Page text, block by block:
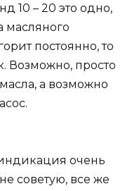
10 – 20 это одно,
масляного
постоянно, то
Возможно, просто
а возможно
очень
советую, все же